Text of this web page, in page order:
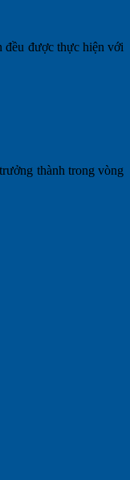
đều được thực hiện với
thành trong vòng